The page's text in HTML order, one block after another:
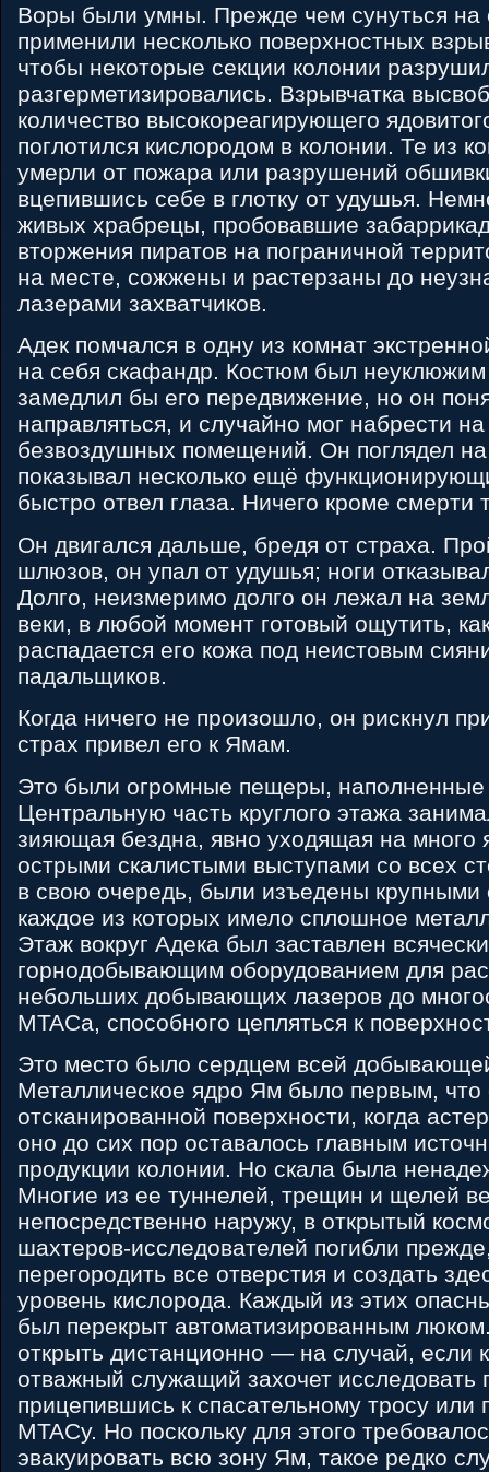
Воры были умны. Прежде чем сунуться на
применили несколько поверхностных
чтобы некоторые секции колонии
разгерметизировались. Взрывчатка
количество высокореагирующего
поглотился кислородом в колонии. Те из
умерли от пожара или разрушений
вцепившись себе в глотку от удушья.
живых храбрецы, пробовавшие
вторжения пиратов на пограничной
на месте, сожжены и растерзаны до
лазерами захватчиков.
Адек помчался в одну из комнат
на себя скафандр. Костюм был неуклюжим
замедлил бы его передвижение, но он
направляться, и случайно мог набрести
безвоздушных помещений. Он поглядел
показывал несколько ещё
быстро отвел глаза. Ничего кроме смерти
Он двигался дальше, бредя от страха.
шлюзов, он упал от удушья; ноги
Долго, неизмеримо долго он лежал на
веки, в любой момент готовый ощутить,
распадается его кожа под неистовым
падальщиков.
Когда ничего не произошло, он рискнул
страх привел его к Ямам.
Это были огромные пещеры, наполненные
Центральную часть круглого этажа
зияющая бездна, явно уходящая на много
острыми скалистыми выступами со всех
в свою очередь, были изъедены крупными
каждое из которых имело сплошное
Этаж вокруг Адека был заставлен
горнодобывающим оборудованием для
небольших добывающих лазеров до
MTACа, способного цепляться к
Это место было сердцем всей
Металлическое ядро Ям было первым,
отсканированной поверхности, когда
оно до сих пор оставалось главным
продукции колонии. Но скала была
Многие из ее туннелей, трещин и щелей
непосредственно наружу, в открытый
шахтеров-исследователей погибли
перегородить все отверстия и создать
уровень кислорода. Каждый из этих
был перекрыт автоматизированным
открыть дистанционно — на случай, если
отважный служащий захочет
прицепившись к спасательному тросу или
MTACу. Но поскольку для этого
эвакуировать всю зону Ям, такое редко